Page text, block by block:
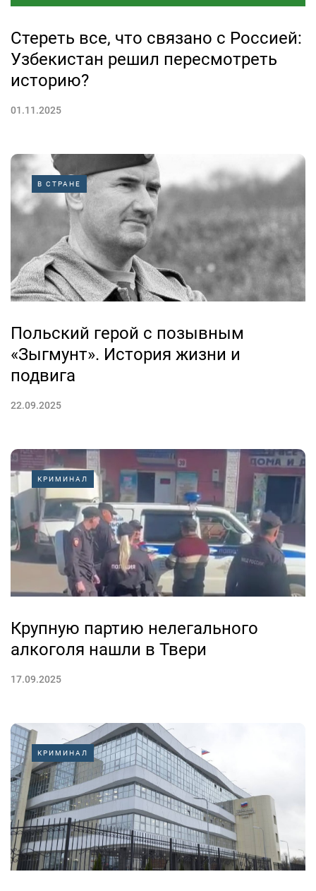
Стереть все, что связано с Россией:
Узбекистан решил пересмотреть
историю?
01.11.2025
В СТРАНЕ
Польский герой с позывным
«Зыгмунт». История жизни и
подвига
22.09.2025
КРИМИНАЛ
Крупную партию нелегального
алкоголя нашли в Твери
17.09.2025
КРИМИНАЛ